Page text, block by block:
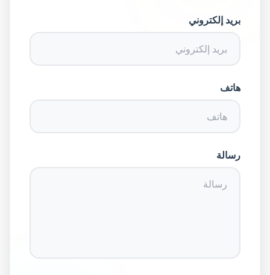
بريد إلكتروني
هاتف
رسالة